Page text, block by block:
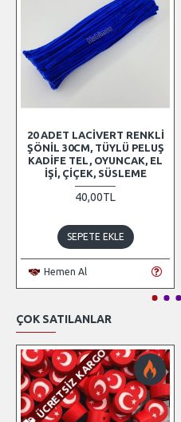
20 ADET LACIVERT RENKLI
ŞÖNIL 30CM, TÜYLÜ PELUŞ
KADIFE TEL, OYUNCAK, EL
İŞI, ÇIÇEK, SÜSLEME
40,00TL
SEPETE EKLE
Hemen Al
ÇOK SATILANLAR
ÜCRETSIZ KARGO